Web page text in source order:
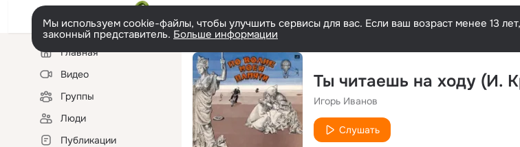
Мы используем cookie-файлы, чтобы улучшить сервисы для вас. Если ваш возраст менее 13
законный представитель. Больше информации
Левая
колонкаГлавная
Видео
Группы
Люди
Публикации
Игорь Иванов
Слушать